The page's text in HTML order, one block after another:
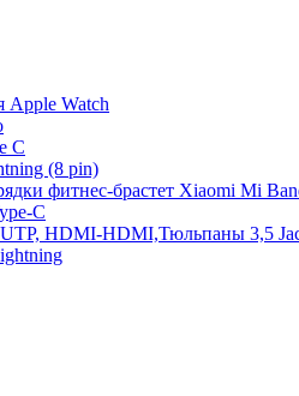
Apple Watch
C
(8 pin)
фитнес-брастет Xiaomi Mi
C
UTP, HDMI-HDMI,Тюльпаны 3,5